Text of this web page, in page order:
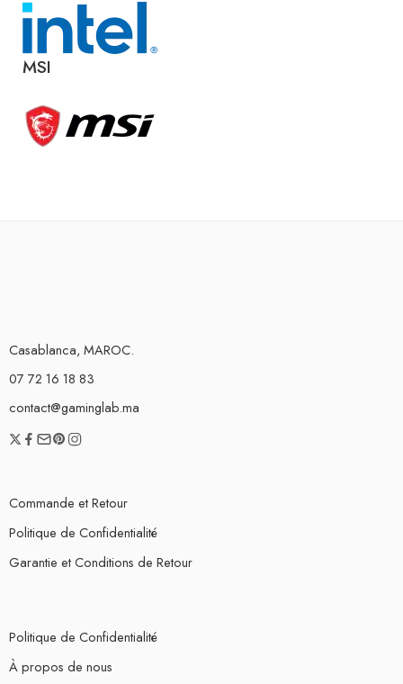
MSI
Casablanca, MAROC.
07 72 16 18 83
contact@gaminglab.ma
Commande et Retour
Politique de Confidentialité
Garantie et Conditions de Retour
Politique de Confidentialité
À propos de nous